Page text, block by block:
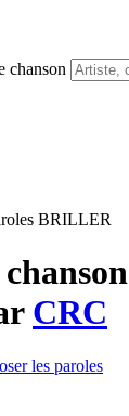
chanson
BRILLER
CRC
les paroles